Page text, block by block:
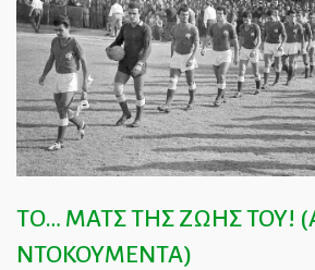
TΟ… ΜΑΤΣ ΤΗΣ ΖΩΗΣ ΤΟΥ!
ΝΤΟΚΟΥΜΕΝΤΑ)